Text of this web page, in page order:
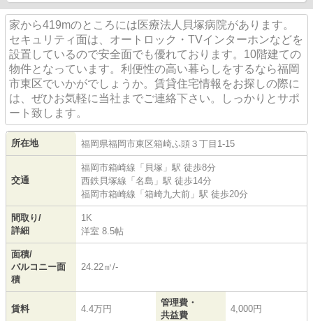
家から419mのところには医療法人貝塚病院があります。
セキュリティ面は、オートロック・TVインターホンなどを
設置しているので安全面でも優れております。10階建ての
物件となっています。利便性の高い暮らしをするなら福岡
市東区でいかがでしょうか。賃貸住宅情報をお探しの際に
は、ぜひお気軽に当社までご連絡下さい。しっかりとサポ
ート致します。
所在地 福岡県福岡市東区箱崎ふ頭 ３丁目1-15
交通
福岡市箱崎線 「 貝塚 」駅 徒歩8分
西鉄貝塚線 「名島 」駅 徒歩14分
福岡市箱崎線 「箱崎九大前 」駅 徒歩20分
間取り/
詳細
1K
洋室 8.5帖
面積/
バルコニー面
積
24.22㎡/-
賃料 4.4万円
管理費・
共益費
4,000円